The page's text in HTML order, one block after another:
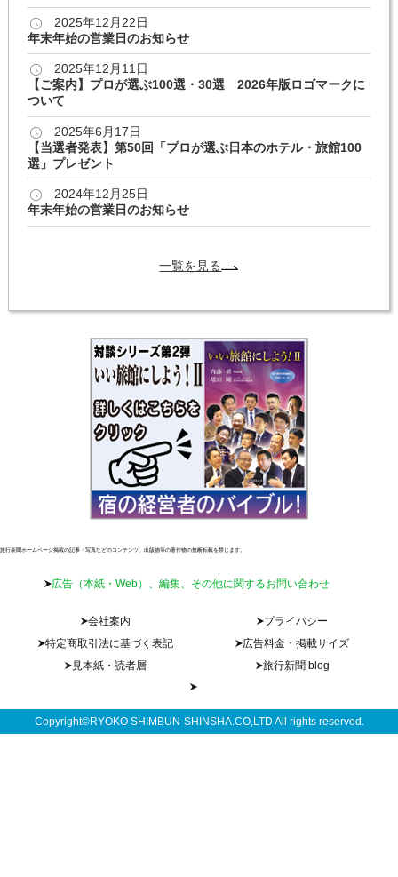
2025年12月22日
年末年始の営業日のお知らせ
2025年12月11日
【ご案内】プロが選ぶ100選・30選 2026年版ロゴマークに
ついて
2025年6月17日
【当選者発表】第50回「プロが選ぶ日本のホテル・旅館100
選」プレゼント
2024年12月25日
年末年始の営業日のお知らせ
一覧を見る
旅行新聞ホームページ掲載の記事・写真などのコンテンツ、出版物等の著作物の無断転載を禁じます。
広告（本紙・Web）、編集、その他に関するお問い合わせ
会社案内
プライバシー
特定商取引法に基づく表記
広告料金・掲載サイズ
見本紙・読者層
旅行新聞 blog
Copyright©RYOKO SHIMBUN-SHINSHA.CO,LTD All rights reserved.